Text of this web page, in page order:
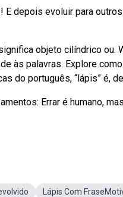
depois evoluir para
objeto cilíndrico ou.
às palavras. Explore
do português, “lápis” é,
Errar é humano,
Lápis Com